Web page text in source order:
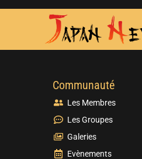
Communauté
Les Membres
Les Groupes
Galeries
Evènements